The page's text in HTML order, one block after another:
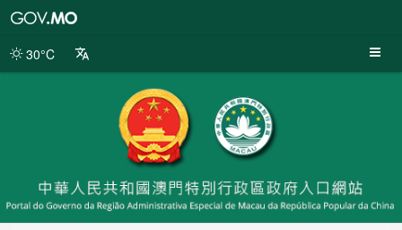
da
30°C